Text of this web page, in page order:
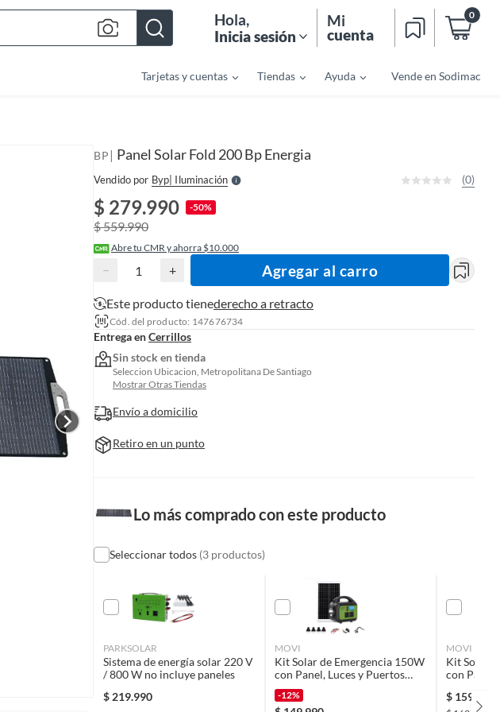
Hola,
Inicia sesión
Mi
cuenta
0
Tarjetas y cuentas Tiendas Ayuda Vende en Sodimac
BP | Panel Solar Fold 200 Bp Energia
Vendido por Byp| IluminaciónS
l
l
(0)
$ 279.990 -50%
$ 559.990
Abre tu CMR y ahorra $10.000
− + Agregar al carro
Este producto tienederecho a retracto
Cód. del producto: 147676734
Entrega enCerrillos
Sin stock en tienda
Seleccion Ubicacion, Metropolitana De Santiago
Mostrar Otras Tiendas
Envío a domicilio
Retiro en un punto
Lo más comprado con este producto
Seleccionar todos (3 productos)
PARKSOLAR
Sistema de energía solar 220 V
/ 800 W no incluye paneles
$ 219.990
MOVI
Kit Solar de Emergencia 150W
con Panel, Luces y Puertos
USB
-12%
MOVI
Kit Solar
con Panel
Bluetooth,
$ 159.990